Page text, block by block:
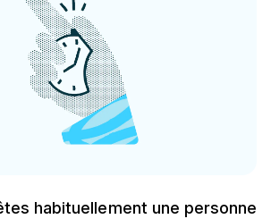
habituellement une personne